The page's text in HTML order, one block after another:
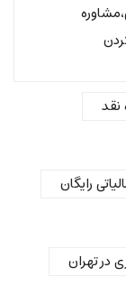
رایگان
در تهران